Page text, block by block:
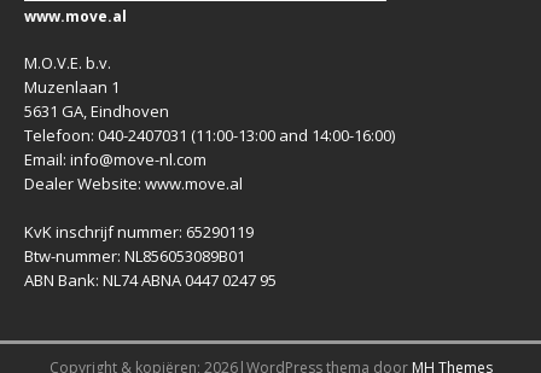
www.move.al
M.O.V.E. b.v.
Muzenlaan 1
5631 GA, Eindhoven
Telefoon: 040-2407031 (11:00-13:00 and 14:00-16:00)
Email: info@move-nl.com
Dealer Website: www.move.al
KvK inschrijf nummer: 65290119
Btw-nummer: NL856053089B01
ABN Bank: NL74 ABNA 0447 0247 95
Copyright & kopiëren; 2026|WordPress thema door MH Themes